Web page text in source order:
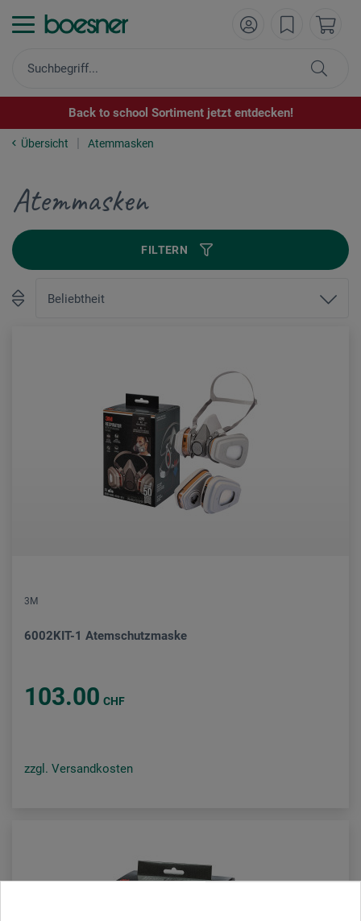
Back to school Sortiment jetzt entdecken!
Übersicht Atemmasken
Atemmasken
FILTERN
3M
6002KIT-1 Atemschutzmaske
103.00 CHF
zzgl. Versandkosten